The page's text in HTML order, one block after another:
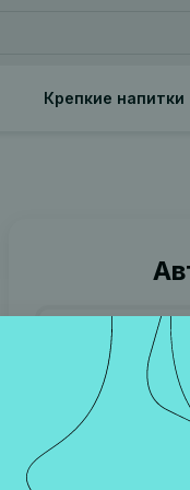
Крепкие напитки
Номер
Телефон